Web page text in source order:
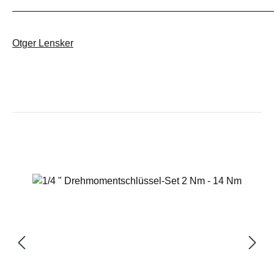
Otger Lensker
Bildergalerie überspringen